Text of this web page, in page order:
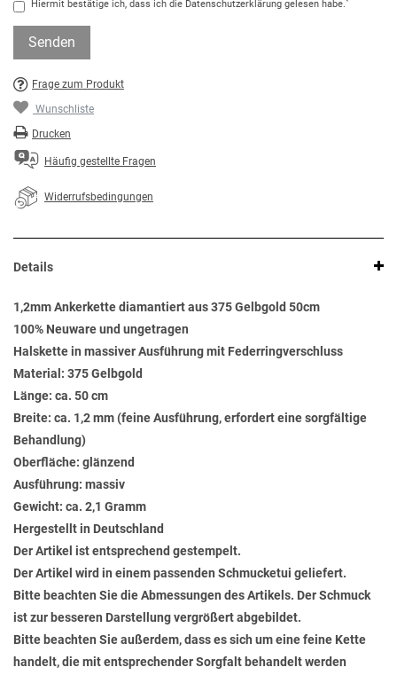
Hiermit bestätige ich, dass ich die Daten­schutz­erklärung gelesen habe.
Senden
Frage zum Produkt
Wunschliste
Drucken
Häufig gestellte Fragen
Widerrufsbedingungen
Details
1,2mm Ankerkette diamantiert aus 375 Gelbgold 50cm
100% Neuware und ungetragen
Halskette in massiver Ausführung mit Federringverschluss
Material: 375 Gelbgold
Länge: ca. 50 cm
Breite: ca. 1,2 mm (feine Ausführung, erfordert eine sorgfältige
Behandlung)
Oberfläche: glänzend
Ausführung: massiv
Gewicht: ca. 2,1 Gramm
Hergestellt in Deutschland
Der Artikel ist entsprechend gestempelt.
Der Artikel wird in einem passenden Schmucketui geliefert.
Bitte beachten Sie die Abmessungen des Artikels. Der Schmuck
ist zur besseren Darstellung vergrößert abgebildet.
Bitte beachten Sie außerdem, dass es sich um eine feine Kette
handelt, die mit entsprechender Sorgfalt behandelt werden